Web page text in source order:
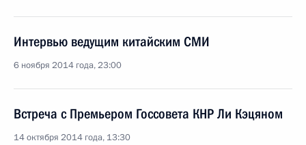
Интервью ведущим китайским СМИ
6 ноября 2014 года, 23:00
Встреча с Премьером Госсовета КНР Ли Кэцяном
14 октября 2014 года, 13:30